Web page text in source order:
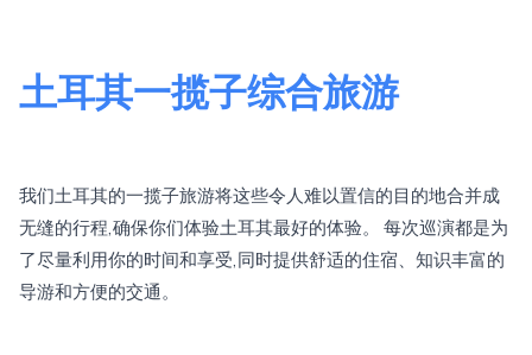
土耳其一揽子综合旅游
我们土耳其的一揽子旅游将这些令人难以置信的目的地合并成
无缝的行程,确保你们体验土耳其最好的体验。 每次巡演都是为
了尽量利用你的时间和享受,同时提供舒适的住宿、知识丰富的
导游和方便的交通。